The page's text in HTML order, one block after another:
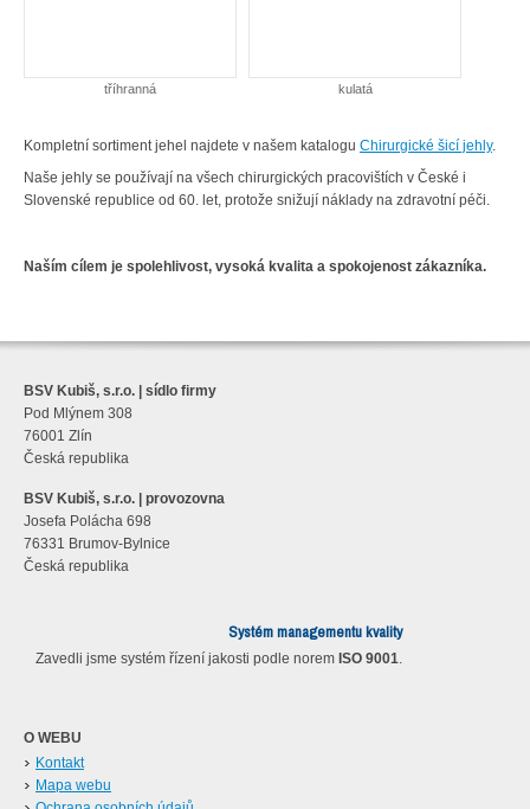
tříhranná kulatá
Kompletní sortiment jehel najdete v našem katalogu Chirurgické šicí jehly.
Naše jehly se používají na všech chirurgických pracovištích v České i
Slovenské republice od 60. let, protože snižují náklady na zdravotní péči.
Naším cílem je spolehlivost, vysoká kvalita a spokojenost zákazníka.
BSV Kubiš, s.r.o. | sídlo firmy
Pod Mlýnem 308
76001 Zlín
Česká republika
BSV Kubiš, s.r.o. | provozovna
Josefa Polácha 698
76331 Brumov-Bylnice
Česká republika
Systém managementu kvality
Zavedli jsme systém řízení jakosti podle norem ISO 9001.
O WEBU
Kontakt
Mapa webu